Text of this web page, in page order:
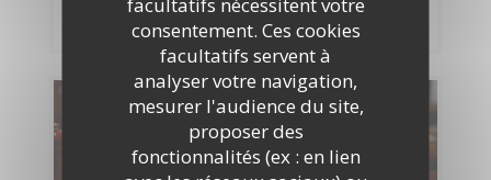
consentement. Ces cookies
facultatifs servent à
analyser votre navigation,
mesurer l'audience du site,
proposer des
fonctionnalités (ex : en lien
RÉSERVER
Cartes & Menus
DÉCOUVRIR NOTRE CARTE